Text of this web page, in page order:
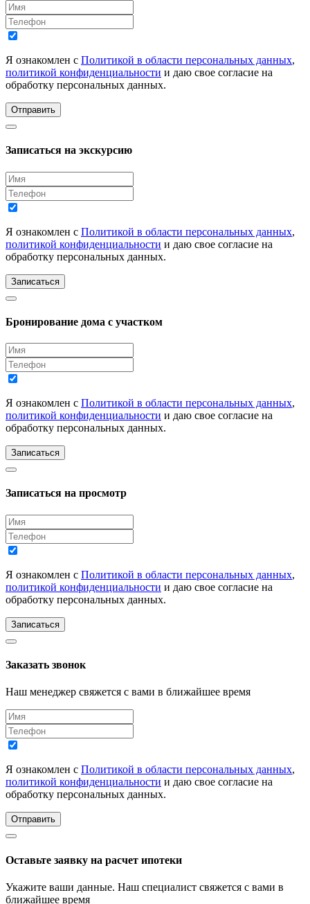
Я ознакомлен с Политикой в области персональных данных,
политикой конфиденциальности и даю свое согласие на
обработку персональных данных.
Отправить
Записаться на экскурсию
Я ознакомлен с Политикой в области персональных данных,
политикой конфиденциальности и даю свое согласие на
обработку персональных данных.
Записаться
Бронирование дома с участком
Я ознакомлен с Политикой в области персональных данных,
политикой конфиденциальности и даю свое согласие на
обработку персональных данных.
Записаться
Записаться на просмотр
Я ознакомлен с Политикой в области персональных данных,
политикой конфиденциальности и даю свое согласие на
обработку персональных данных.
Записаться
Заказать звонок
Наш менеджер свяжется с вами в ближайшее время
Я ознакомлен с Политикой в области персональных данных,
политикой конфиденциальности и даю свое согласие на
обработку персональных данных.
Отправить
Оставьте заявку на расчет ипотеки
Укажите ваши данные. Наш специалист свяжется с вами в
ближайшее время